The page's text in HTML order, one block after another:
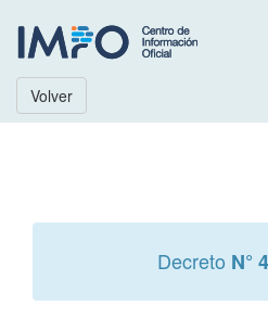
Volver
Decreto N°